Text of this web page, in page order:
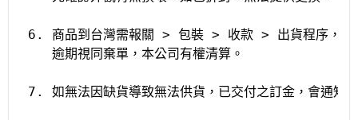
6. 商品到台灣需報關 > 包裝 > 收款 > 出貨程序，依下
    逾期視同棄單，本公司有權清算。
7. 如無法因缺貨導致無法供貨，已交付之訂金，會通知